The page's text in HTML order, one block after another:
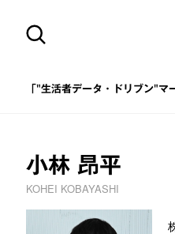
「"生活者データ・ドリブン"マ
小林 昂平
KOHEI KOBAYASHI